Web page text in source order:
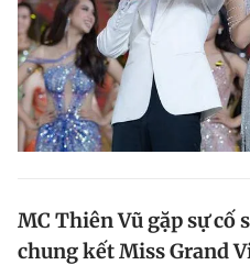
Hotline
0906 645 777
Đặt báo Quảng cáo RSS
Phó tổng biên tập: Lâm Hiếu Dũng
Phó tổng biên tập: Trần Việt
Tổng thư ký tòa soạn: Đức Trung
MC Thiên Vũ gặp sự cố
chung kết Miss Grand